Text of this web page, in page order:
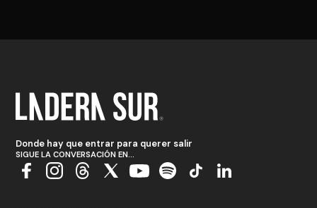
Donde hay que entrar para querer salir
SIGUE LA CONVERSACIÓN EN...